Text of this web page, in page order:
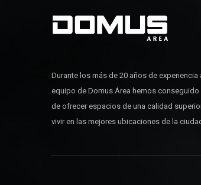
Durante los más de 20 años de
equipo de Domus Área hemos
de ofrecer espacios de una calidad
vivir en las mejores ubicaciones de la